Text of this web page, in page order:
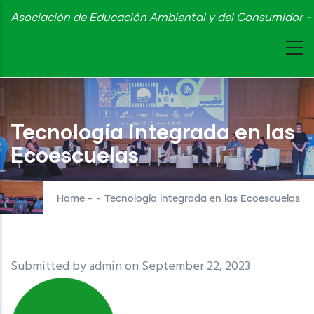
Skip
content
Asociación de Educación Ambiental y del Consumidor
Tecnología integrada en las
Ecoescuelas
Home - - Tecnología integrada en las Ecoescuelas
Submitted byadminon September 22, 2023